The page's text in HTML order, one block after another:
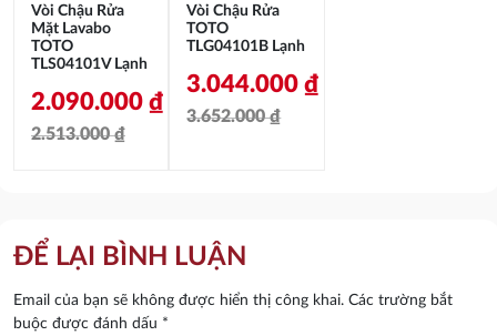
Vòi Chậu Rửa
Mặt Lavabo
TOTO
TLS04101V Lạnh
2.513.000₫
là:
2.513.000 ₫.
2.090.000 ₫
tại
là:
2.090.000 ₫.
Vòi Chậu Rửa
TOTO
TLG04101B Lạnh
3.652.000₫
3.652.000 ₫.
3.044.000₫
là:
3.044.000 ₫.
ĐỂ LẠI BÌNH LUẬN
Email của bạn sẽ không được hiển thị công khai. Các trường bắt
buộc được đánh dấu *